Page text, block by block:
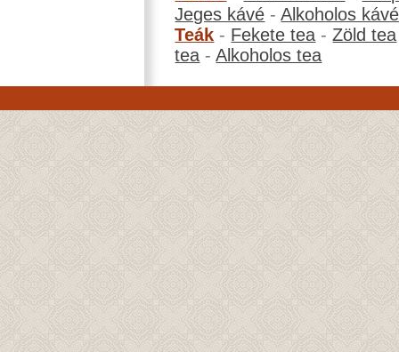
Jeges kávé -Alkoholos kávé
Teák - Fekete tea -Zöld tea
tea -Alkoholos tea